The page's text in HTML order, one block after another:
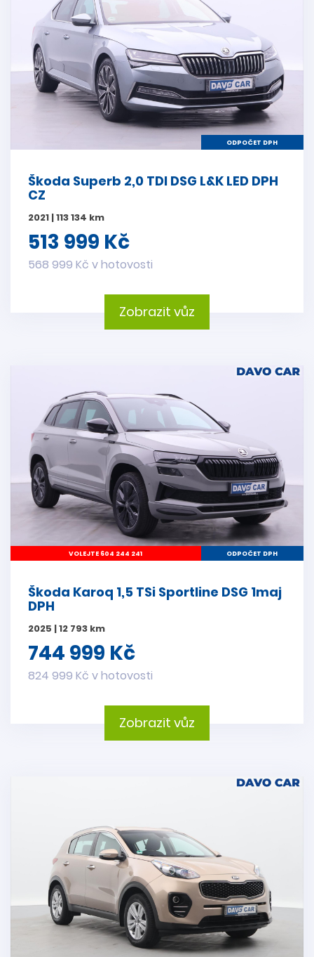
ODPOČET DPH
Škoda Superb 2,0 TDI DSG L&K LED DPH
CZ
2021 | 113 134 km
513 999 Kč
568 999 Kč v hotovosti
Zobrazit vůz
VOLEJTE 604 244 241 ODPOČET DPH
Škoda Karoq 1,5 TSi Sportline DSG 1maj
DPH
2025 | 12 793 km
744 999 Kč
824 999 Kč v hotovosti
Zobrazit vůz